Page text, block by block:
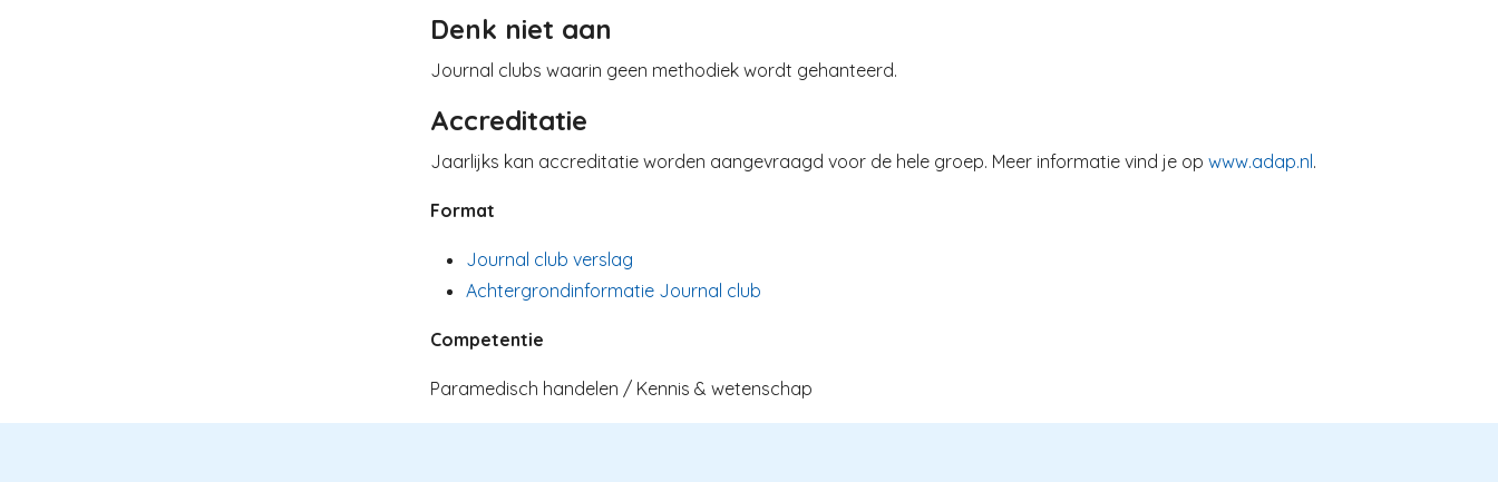
Denk niet aan
Journal clubs waarin geen methodiek wordt gehanteerd.
Accreditatie
Jaarlijks kan accreditatie worden aangevraagd voor de hele groep. Meer informatie vind je op www.adap.nl.
Format
Journal club verslag
Achtergrondinformatie Journal club
Competentie
Paramedisch handelen / Kennis & wetenschap